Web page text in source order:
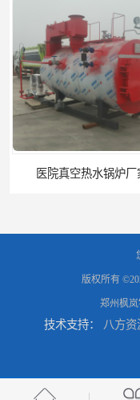
医院真空热水锅炉厂
天然气真空炉厂家
版权所有
郑州枫
技术支持： 八方资